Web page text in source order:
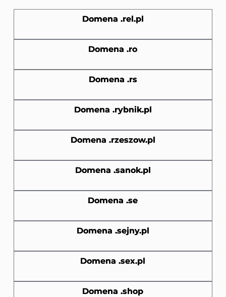
Domena .rel.pl
Domena .ro
Domena .rs
Domena .rybnik.pl
Domena .rzeszow.pl
Domena .sanok.pl
Domena .se
Domena .sejny.pl
Domena .sex.pl
Domena .shop